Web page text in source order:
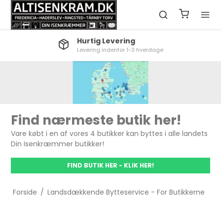
Hurtig Levering
Levering indenfor 1-3 hverdage
Find nærmeste butik her!
Vare købt i en af vores 4 butikker kan byttes i alle landets
Din Isenkræmmer butikker!
FIND BUTIK HER - KLIK HER!
Forside / Landsdækkende Bytteservice - For Butikkerne